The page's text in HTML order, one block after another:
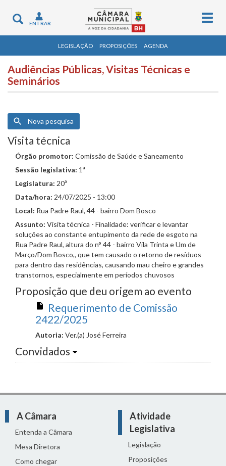
Toggle
navigation
ENTRAR
LEGISLAÇÃO PROPOSIÇÕES AGENDA
Audiências Públicas, Visitas Técnicas e
Seminários
Nova pesquisa
Visita técnica
Órgão promotor: Comissão de Saúde e Saneamento
Sessão legislativa: 1ª
Legislatura: 20ª
Data/hora: 24/07/2025 - 13:00
Local: Rua Padre Raul, 44 - bairro Dom Bosco
Assunto: Visita técnica - Finalidade: verificar e levantar
soluções ao constante entupimento da rede de esgoto na
Rua Padre Raul, altura do n° 44 - bairro Vila Trinta e Um de
Março/Dom Bosco,, que tem causado o retorno de resíduos
para dentro das residências, causando mau cheiro e grandes
transtornos, especialmente em períodos chuvosos
Proposição que deu origem ao evento
Requerimento de Comissão
2422/2025
Autoria: Ver.(a) José Ferreira
Convidados
A Câmara
Entenda a Câmara
Mesa Diretora
Como chegar
Atividade
Legislativa
Legislação
Proposições